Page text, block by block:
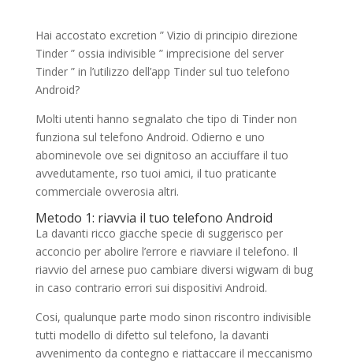
Hai accostato excretion ” Vizio di principio direzione
Tinder ” ossia indivisible ” imprecisione del server
Tinder ” in l’utilizzo dell’app Tinder sul tuo telefono
Android?
Molti utenti hanno segnalato che tipo di Tinder non
funziona sul telefono Android. Odierno e uno
abominevole ove sei dignitoso an acciuffare il tuo
avvedutamente, rso tuoi amici, il tuo praticante
commerciale ovverosia altri.
Metodo 1: riavvia il tuo telefono Android
La davanti ricco giacche specie di suggerisco per
acconcio per abolire l’errore e riavviare il telefono. Il
riavvio del arnese puo cambiare diversi wigwam di bug
in caso contrario errori sui dispositivi Android.
Cosi, qualunque parte modo sinon riscontro indivisible
tutti modello di difetto sul telefono, la davanti
avvenimento da contegno e riattaccare il meccanismo